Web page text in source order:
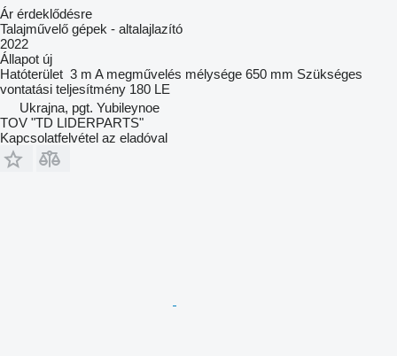
Ár érdeklődésre
Talajművelő gépek - altalajlazító
2022
Állapot új
Hatóterület 3 m A megművelés mélysége 650 mm Szükséges
vontatási teljesítmény 180 LE
Ukrajna, pgt. Yubileynoe
TOV "TD LIDERPARTS"
Kapcsolatfelvétel az eladóval